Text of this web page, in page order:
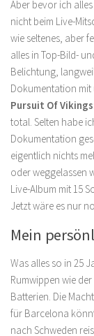
Aber bevor ich
nicht beim Live-
wie seltenes, aber
alles in Top-Bild-
Belichtung,
Dokumentation
Pursuit Of
total. Selten habe
Dokumentation
eigentlich nichts
oder weggelassen
Live-Album mit 15
Jetzt wäre es nur
Mein
Was alles so in 25
Rumwippen wie
Batterien. Die
für Barcelona
nach Schweden